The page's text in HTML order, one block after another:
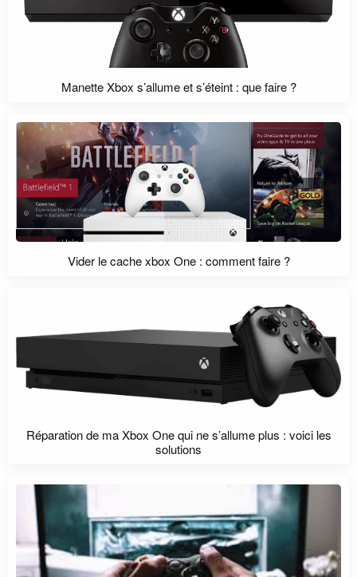
Manette Xbox s’allume et s’éteint : que faire ?
Vider le cache xbox One : comment faire ?
Réparation de ma Xbox One qui ne s’allume plus : voici les
solutions